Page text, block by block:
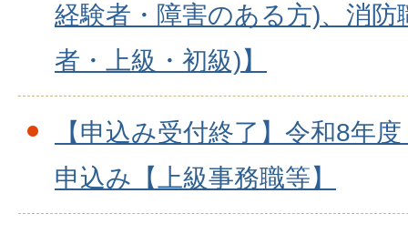
経験者・障害のある方)、消防
者・上級・初級)】
【申込み受付終了】令和8年
申込み【上級事務職等】